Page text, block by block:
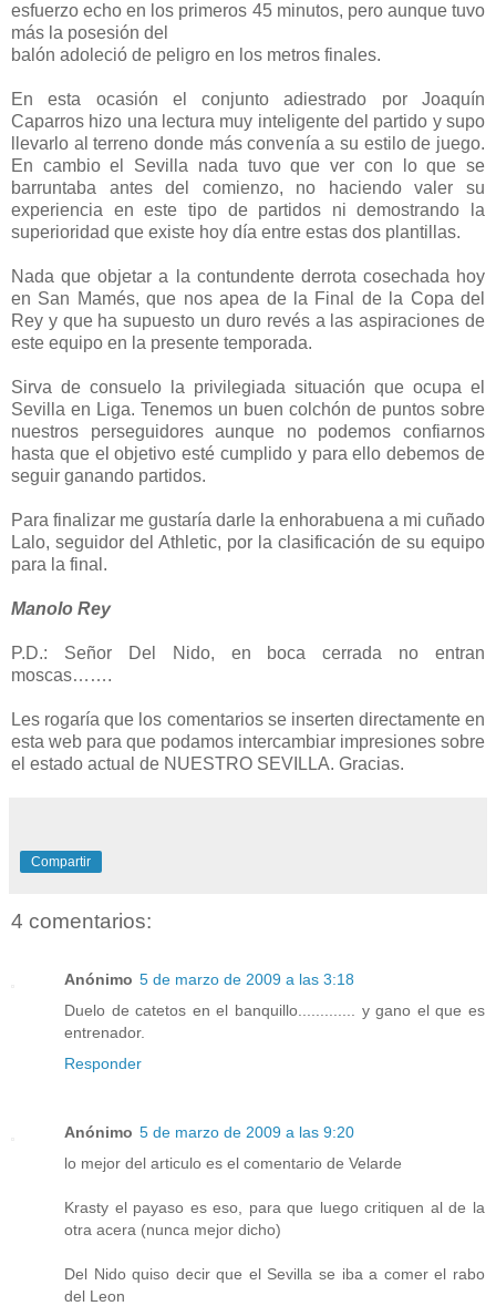
esfuerzo echo en los primeros 45 minutos, pero aunque tuvo
más la posesión del
balón adoleció de peligro en los metros finales.
En esta ocasión el conjunto adiestrado por Joaquín
Caparros hizo una lectura muy inteligente del partido y supo
llevarlo al terreno donde más convenía a su estilo de juego.
En cambio el Sevilla nada tuvo que ver con lo que se
barruntaba antes del comienzo, no haciendo valer su
experiencia en este tipo de partidos ni demostrando la
superioridad que existe hoy día entre estas dos plantillas.
Nada que objetar a la contundente derrota cosechada hoy
en San Mamés, que nos apea de la Final de la Copa del
Rey y que ha supuesto un duro revés a las aspiraciones de
este equipo en la presente temporada.
Sirva de consuelo la privilegiada situación que ocupa el
Sevilla en Liga. Tenemos un buen colchón de puntos sobre
nuestros perseguidores aunque no podemos confiarnos
hasta que el objetivo esté cumplido y para ello debemos de
seguir ganando partidos.
Para finalizar me gustaría darle la enhorabuena a mi cuñado
Lalo, seguidor del Athletic, por la clasificación de su equipo
para la final.
Manolo Rey
P.D.:
Señor Del Nido, en boca cerrada no entran
moscas…….
Les rogaría que los comentarios se inserten directamente en
esta web para que podamos intercambiar impresiones sobre
el estado actual de NUESTRO SEVILLA. Gracias.
Compartir
4 comentarios:
Anónimo 5 de marzo de 2009 a las 3:18
Duelo de catetos en el banquillo............. y gano el que es
entrenador.
Responder
Anónimo 5 de marzo de 2009 a las 9:20
lo mejor del articulo es el comentario de Velarde
Krasty el payaso es eso, para que luego critiquen al de la
otra acera (nunca mejor dicho)
Del Nido quiso decir que el Sevilla se iba a comer el rabo
del Leon